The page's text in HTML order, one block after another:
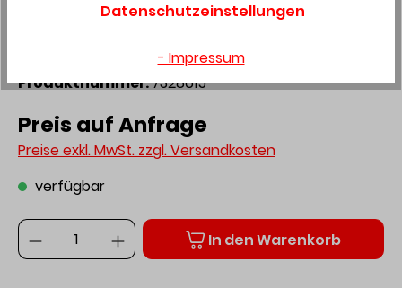
Produktnummer:7328615
Preis auf Anfrage
Preise exkl. MwSt. zzgl. Versandkosten
verfügbar
Anzahl
In den Warenkorb
Datenschutzeinstellungen
- Impressum